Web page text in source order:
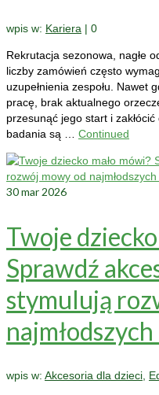
wpis w: Kariera | 0
Rekrutacja sezonowa, nagłe
liczby zamówień często
uzupełnienia zespołu. Nawet
pracę, brak aktualnego
przesunąć jego start i
badania są … Continued
30mar 2026
Twoje
Sprawdź
stymulują
wpis w: Akcesoria dla dzieci